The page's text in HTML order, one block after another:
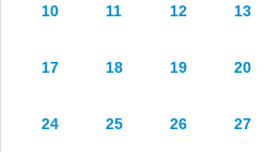
10 11 12 13
17 18 19 20
24 25 26 27